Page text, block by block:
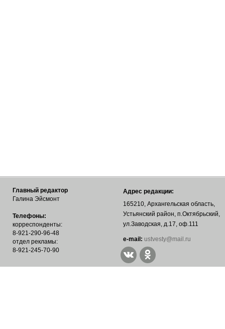
Главный редактор
Галина Эйсмонт
Телефоны:
корреспонденты:
8-921-290-96-48
отдел рекламы:
8-921-245-70-90
Адрес редакции:
165210, Архангельская область,
Устьянский район, п.Октябрьский,
ул.Заводская, д.17, оф.111
е-mail: ustvesty@mail.ru